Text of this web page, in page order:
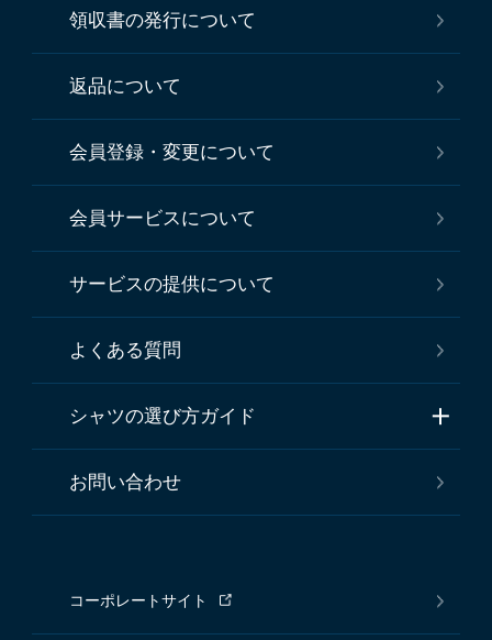
領収書の発行について
返品について
会員登録・変更について
会員サービスについて
サービスの提供について
よくある質問
シャツの選び方ガイド
お問い合わせ
コーポレートサイト